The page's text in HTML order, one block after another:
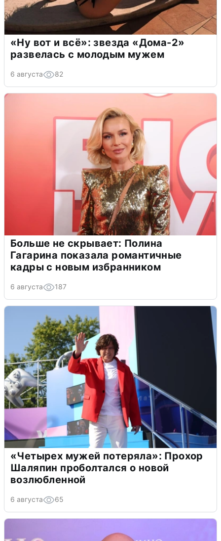
«Ну вот и всё»: звезда «Дома-2»
развелась с молодым мужем
6 августа 82
Больше не скрывает: Полина
Гагарина показала романтичные
кадры с новым избранником
6 августа 187
«Четырех мужей потеряла»: Прохор
Шаляпин проболтался о новой
возлюбленной
6 августа 65